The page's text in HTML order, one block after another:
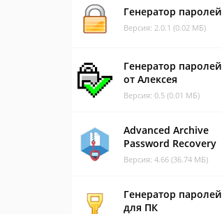
Генератор паролей
Версия: 2.0.1 (0.02 МБ)
Генератор паролей
от Алексея
Версия: 0.5 (0.01 МБ)
Advanced Archive
Password Recovery
Версия: 4.66 (36.74 МБ)
Генератор паролей
для ПК